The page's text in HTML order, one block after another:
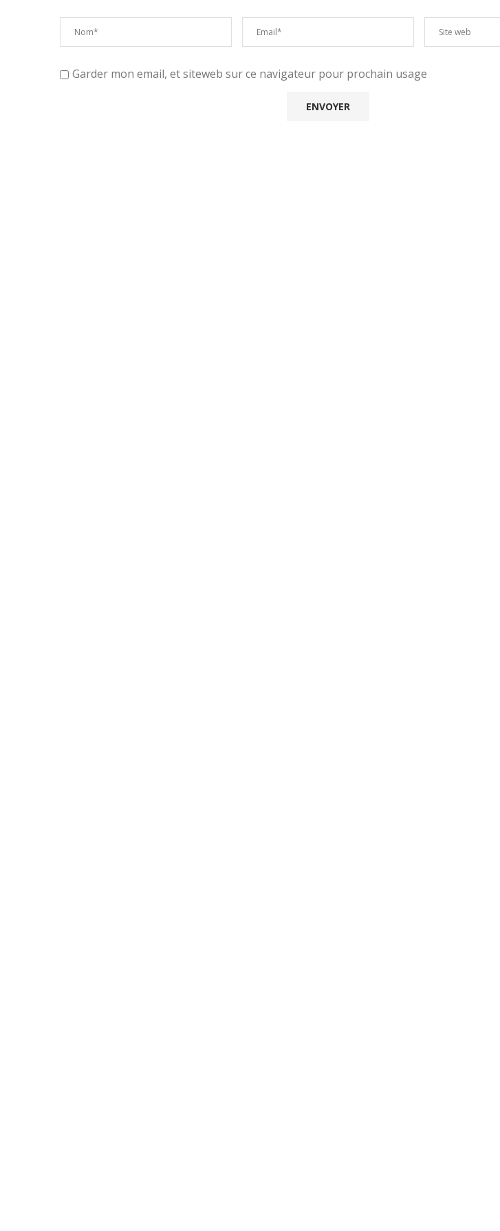
Garder mon email, et siteweb sur ce navigateur pour prochain usage